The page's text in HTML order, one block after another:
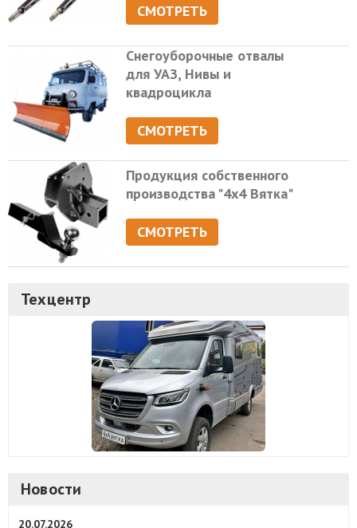
СМОТРЕТЬ
Снегоуборочные отвалы
для УАЗ, Нивы и
квадроцикла
СМОТРЕТЬ
Продукция собственного
производства "4х4 Вятка"
СМОТРЕТЬ
Техцентр
Новости
20.07.2026